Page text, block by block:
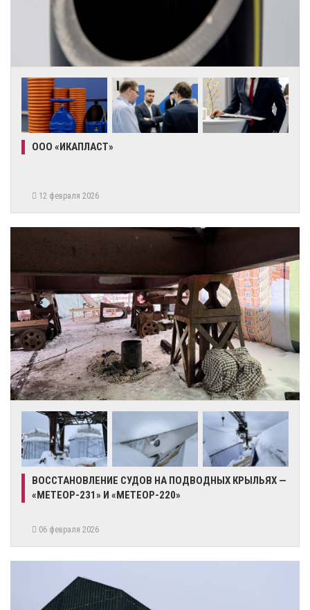
ООО «ИКАПЛАСТ»
12 февраля 2026
ВОССТАНОВЛЕНИЕ СУДОВ НА ПОДВОДНЫХ КРЫЛЬЯХ —
«МЕТЕОР-231» И «МЕТЕОР-220»
06 февраля 2026